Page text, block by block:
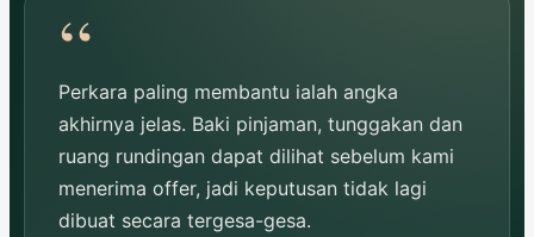
Perkara paling membantu ialah angka
akhirnya jelas. Baki pinjaman, tunggakan dan
ruang rundingan dapat dilihat sebelum kami
menerima offer, jadi keputusan tidak lagi
dibuat secara tergesa-gesa.